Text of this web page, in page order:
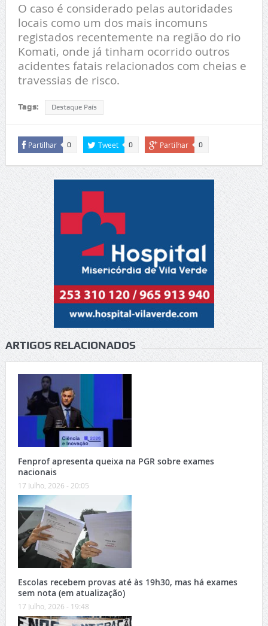
O caso é considerado pelas autoridades
locais como um dos mais incomuns
registados recentemente na região do rio
Komati, onde já tinham ocorrido outros
acidentes fatais relacionados com cheias e
travessias de risco.
Tags: Destaque País
Partilhar 0 Tweet 0 Partilhar 0
ARTIGOS RELACIONADOS
Fenprof apresenta queixa na PGR sobre exames
nacionais
17 Julho, 2026 - 20:05
Escolas recebem provas até às 19h30, mas há exames
sem nota (em atualização)
17 Julho, 2026 - 19:48